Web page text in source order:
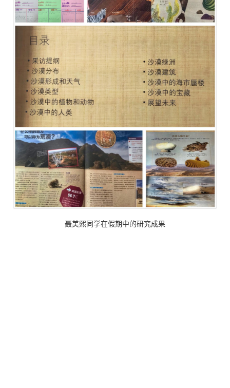
聂美熙同学在假期中的研究成果